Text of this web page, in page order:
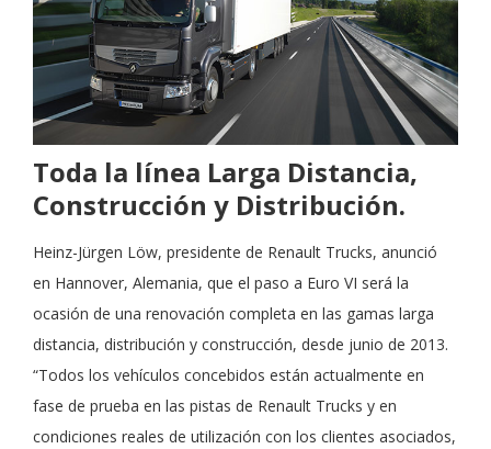
Toda la línea Larga Distancia,
Construcción y Distribución.
Heinz-Jürgen Löw, presidente de Renault Trucks, anunció
en Hannover, Alemania, que el paso a Euro VI será la
ocasión de una renovación completa en las gamas larga
distancia, distribución y construcción, desde junio de 2013.
“Todos los vehículos concebidos están actualmente en
fase de prueba en las pistas de Renault Trucks y en
condiciones reales de utilización con los clientes asociados,